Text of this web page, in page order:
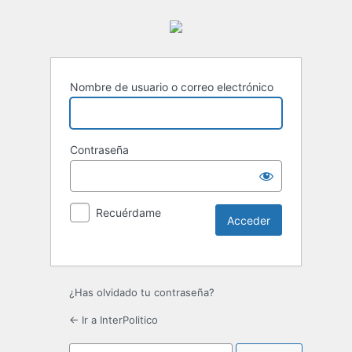
Nombre de usuario o correo electrónico
Contraseña
Recuérdame
¿Has olvidado tu contraseña?
← Ir a InterPolitico